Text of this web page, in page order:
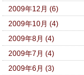
2009年12月 (6)
2009年10月 (4)
2009年8月 (4)
2009年7月 (4)
2009年6月 (3)